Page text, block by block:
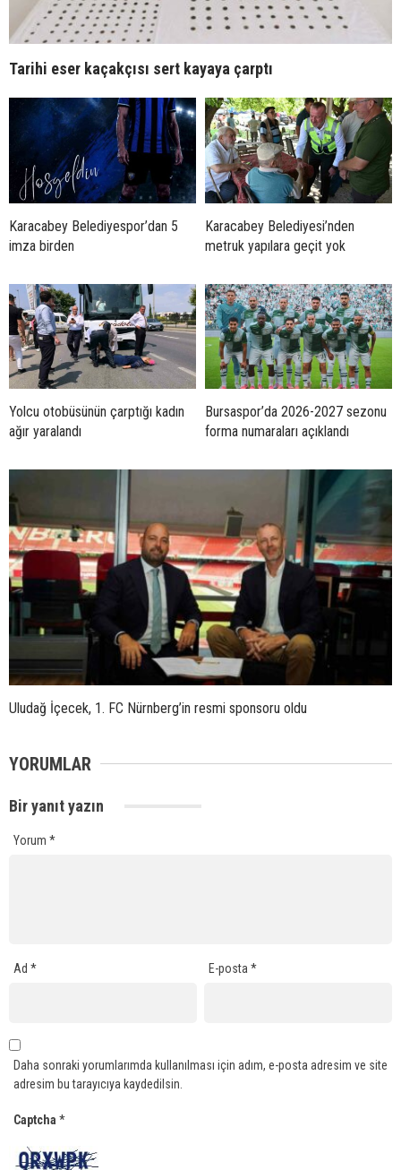
Tarihi eser kaçakçısı sert kayaya çarptı
Karacabey Belediyespor’dan 5
imza birden
Karacabey Belediyesi’nden
metruk yapılara geçit yok
Yolcu otobüsünün çarptığı kadın
ağır yaralandı
Bursaspor’da 2026-2027 sezonu
forma numaraları açıklandı
Uludağ İçecek, 1. FC Nürnberg’in resmi sponsoru oldu
YORUMLAR
Bir yanıt yazın
Yorum *
Ad * E-posta*
Daha sonraki yorumlarımda kullanılması için adım, e-posta adresim ve site
adresim bu tarayıcıya kaydedilsin.
Captcha *